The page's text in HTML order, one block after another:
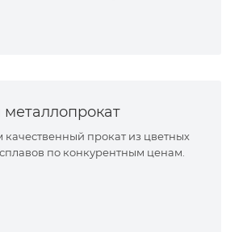
качественный прокат из цветных
по конкурентным ценам.